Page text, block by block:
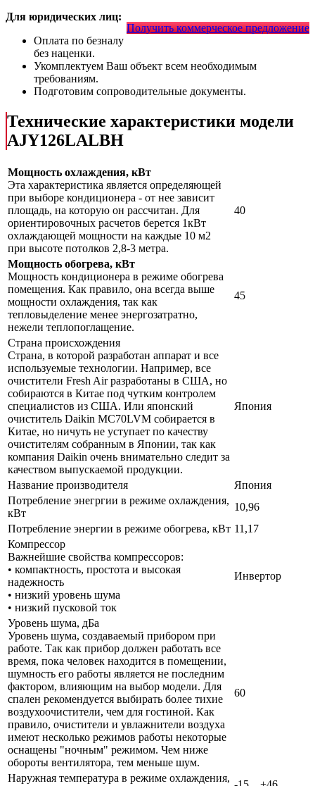
Получить коммерческое предложение
Для юридических лиц:
Оплата по безналу
без наценки.
Укомплектуем Ваш объект всем необходимым
требованиям.
Подготовим сопроводительные документы.
Технические характеристики модели
AJY126LALBH
Мощность охлаждения, кВт
Эта характеристика является определяющей
при выборе кондиционера - от нее зависит
площадь, на которую он рассчитан. Для
ориентировочных расчетов берется 1кВт
охлаждающей мощности на каждые 10 м2
при высоте потолков 2,8-3 метра.
40
Мощность обогрева, кВт
Мощность кондиционера в режиме обогрева
помещения. Как правило, она всегда выше
мощности охлаждения, так как
тепловыделение менее энергозатратно,
нежели теплопоглащение.
45
Страна происхождения
Страна, в которой разработан аппарат и все
используемые технологии. Например, все
очистители Fresh Air разработаны в США, но
собираются в Китае под чутким контролем
специалистов из США. Или японский
очиститель Daikin MC70LVM собирается в
Китае, но ничуть не уступает по качеству
очистителям собранным в Японии, так как
компания Daikin очень внимательно следит за
качеством выпускаемой продукции.
Япония
Название производителя
Япония
Потребление энегргии в режиме охлаждения,
кВт
10,96
Потребление энергии в режиме обогрева, кВт 11,17
Компрессор
Важнейшие свойства компрессоров:
• компактность, простота и высокая
надежность
• низкий уровень шума
• низкий пусковой ток
Инвертор
Уровень шума, дБа
Уровень шума, создаваемый прибором при
работе. Так как прибор должен работать все
время, пока человек находится в помещении,
шумность его работы является не последним
фактором, влияющим на выбор модели. Для
спален рекомендуется выбирать более тихие
воздухоочистители, чем для гостиной. Как
правило, очистители и увлажнители воздуха
имеют несколько режимов работы некоторые
оснащены "ночным" режимом. Чем ниже
обороты вентилятора, тем меньше шум.
60
Наружная температура в режиме охлаждения,